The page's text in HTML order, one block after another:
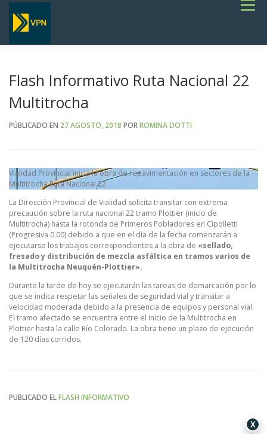
Saltar
contenido
Menú
SERVICIOS
TERMINOS DE REFERENCIA GENERALES- OBRAS VIALES
Flash Informativo Ruta Nacional 22
Multitrocha
PÚBLICADO EN 27 AGOSTO, 2018 PORROMINA DOTTI
Vialidad Provincial inicia la obra de repavimentación en sectores de la
Multitrocha Ruta Nacional 22
La Dirección Provincial de Vialidad solicita transitar con extrema
precaución sobre la ruta nacional 22 tramo Plottier (inicio de
Multitrocha) hasta la rotonda de Primeros Pobladores en Cipolletti
(Progresiva 0.00) debido a que en el día de la fecha comenzarán a
ejecutarse los trabajos correspondientes a la obra de «sellado,
fresado y distribución de mezcla asfáltica en tramos varios de
la Multitrocha Neuquén-Plottier».
Durante la tarde de hoy se ejecutarán las tareas de demarcación por lo
que se indica respetar las señales de seguridad vial y transitar a
velocidad moderada debido a la presencia de equipos y personal vial.
El tramo afectado se encuentra entre el inicio de la Multitrocha en
Plottier hasta la calle Río Colorado. La obra tiene un plazo de ejecución
de 120 días corridos.
PUBLICADO ELFLASH INFORMATIVO
X